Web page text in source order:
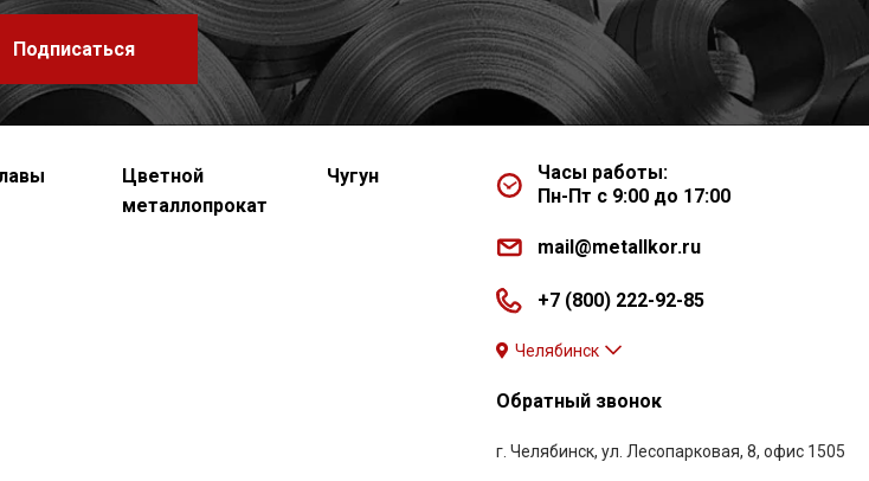
Подписаться
Цветной
металлопрокат
Чугун
Часы работы:
Пн-Пт с 9:00 до 17:00
mail@metallkor.ru
+7 (800) 222-92-85
Челябинск
Обратный звонок
г. Челябинск, ул. Лесопарковая, 8, офис 1505